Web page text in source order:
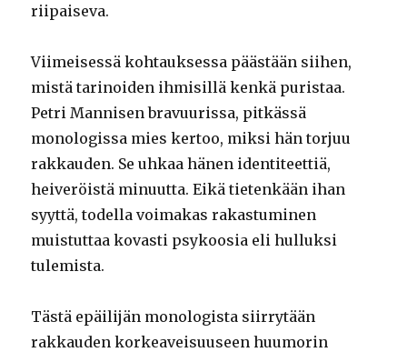
riipaiseva.
Viimeisessä kohtauksessa päästään siihen,
mistä tarinoiden ihmisillä kenkä puristaa.
Petri Mannisen bravuurissa, pitkässä
monologissa mies kertoo, miksi hän torjuu
rakkauden. Se uhkaa hänen identiteettiä,
heiveröistä minuutta. Eikä tietenkään ihan
syyttä, todella voimakas rakastuminen
muistuttaa kovasti psykoosia eli hulluksi
tulemista.
Tästä epäilijän monologista siirrytään
rakkauden korkeaveisuuseen huumorin